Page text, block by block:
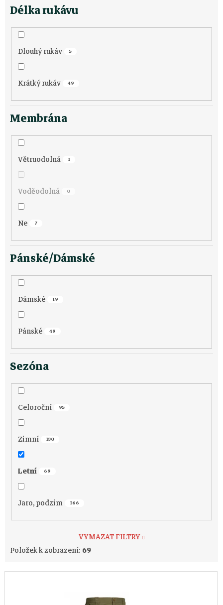
Délka rukávu
Dlouhý rukáv 5
Krátký rukáv 49
Membrána
Větruodolná 1
Voděodolná 0
Ne 7
Pánské/Dámské
Dámské 19
Pánské 49
Sezóna
Celoroční 95
Zimní 130
Letní 69
Jaro, podzim 166
VYMAZAT FILTRY
Položek k zobrazení: 69